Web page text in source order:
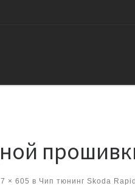
× 605 в Чип тюнинг Skoda